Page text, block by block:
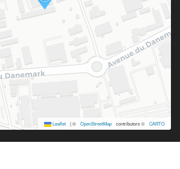
Leaflet |© OpenStreetMap contributors © CARTO